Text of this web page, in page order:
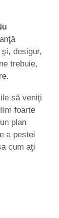
desigur,
trebuie,
să veniţi
foarte
plan
a pestei
cum aţi